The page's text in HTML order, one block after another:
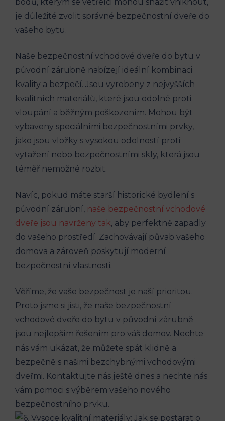
je‍ důležité zvolit správné bezpečnostní ⁣dveře do
vašeho bytu.
Naše bezpečnostní vchodové dveře ‍do bytu v
původní ‌zárubně nabízejí ideální kombinaci
‍kvality a ‌bezpečí. Jsou vyrobeny z nejvyšších
kvalitních materiálů, které jsou odolné proti
vloupání a běžným poškozením. ‍Mohou být
vybaveny speciálními bezpečnostními prvky,
jako jsou​ vložky s vysokou odolností ‌proti
vytažení nebo bezpečnostními skly, která jsou
téměř nemožné rozbit.
Navíc, pokud máte starší‌ historické bydlení s⁤
původní⁣ zárubní,‍ naše bezpečnostní vchodové
dveře jsou navrženy tak, aby perfektně ⁢zapadly
do vašeho prostředí.‌ Zachovávají půvab vašeho
domova​ a zároveň poskytují moderní
bezpečnostní vlastnosti.
Věříme, že vaše bezpečnost je naší prioritou.
Proto jsme​ si jisti, že naše bezpečnostní
vchodové dveře do bytu v původní zárubně
jsou nejlepším řešením pro váš​ domov.⁤ Nechte
⁣nás ⁣vám ukázat, že můžete spát klidně a
bezpečně s našimi bezchybnými vchodovými
dveřmi. Kontaktujte nás ještě dnes a⁣ nechte‍ nás
vám pomoci s ​výběrem vašeho⁤ nového
bezpečnostního⁢ prvku.